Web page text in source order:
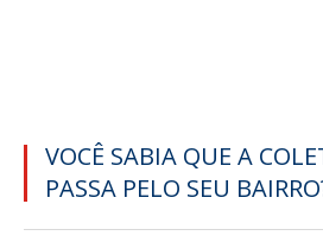
VOCÊ SABIA QUE A
PASSA PELO SEU